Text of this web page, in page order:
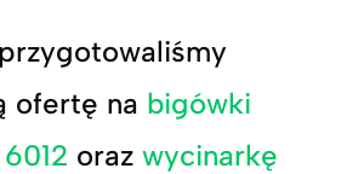
ofertę na bigówki
oraz wycinarkę